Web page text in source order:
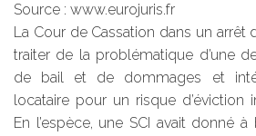
Source : www.eurojuris.fr
La Cour de Cassation dans un arrêt
traiter de la problématique d’une
de bail et de dommages et
locataire pour un risque d’éviction
En l’espèce, une SCI avait donné